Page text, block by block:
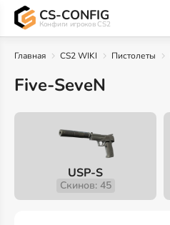
CS-CONFIG
Конфиги игроков CS2
Главная CS2 WIKI Пистолеты
Five-SeveN
USP-S
Скинов: 45